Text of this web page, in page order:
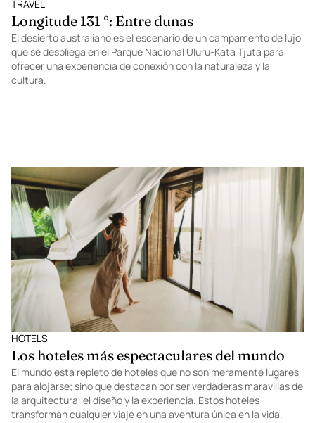
TRAVEL
Longitude 131 °: Entre dunas
El desierto australiano es el escenario de un campamento de lujo
que se despliega en el Parque Nacional Uluru-Kata Tjuta para
ofrecer una experiencia de conexión con la naturaleza y la
cultura.
HOTELS
Los hoteles más espectaculares del mundo
El mundo está repleto de hoteles que no son meramente lugares
para alojarse; sino que destacan por ser verdaderas maravillas de
la arquitectura, el diseño y la experiencia. Estos hoteles
transforman cualquier viaje en una aventura única en la vida.